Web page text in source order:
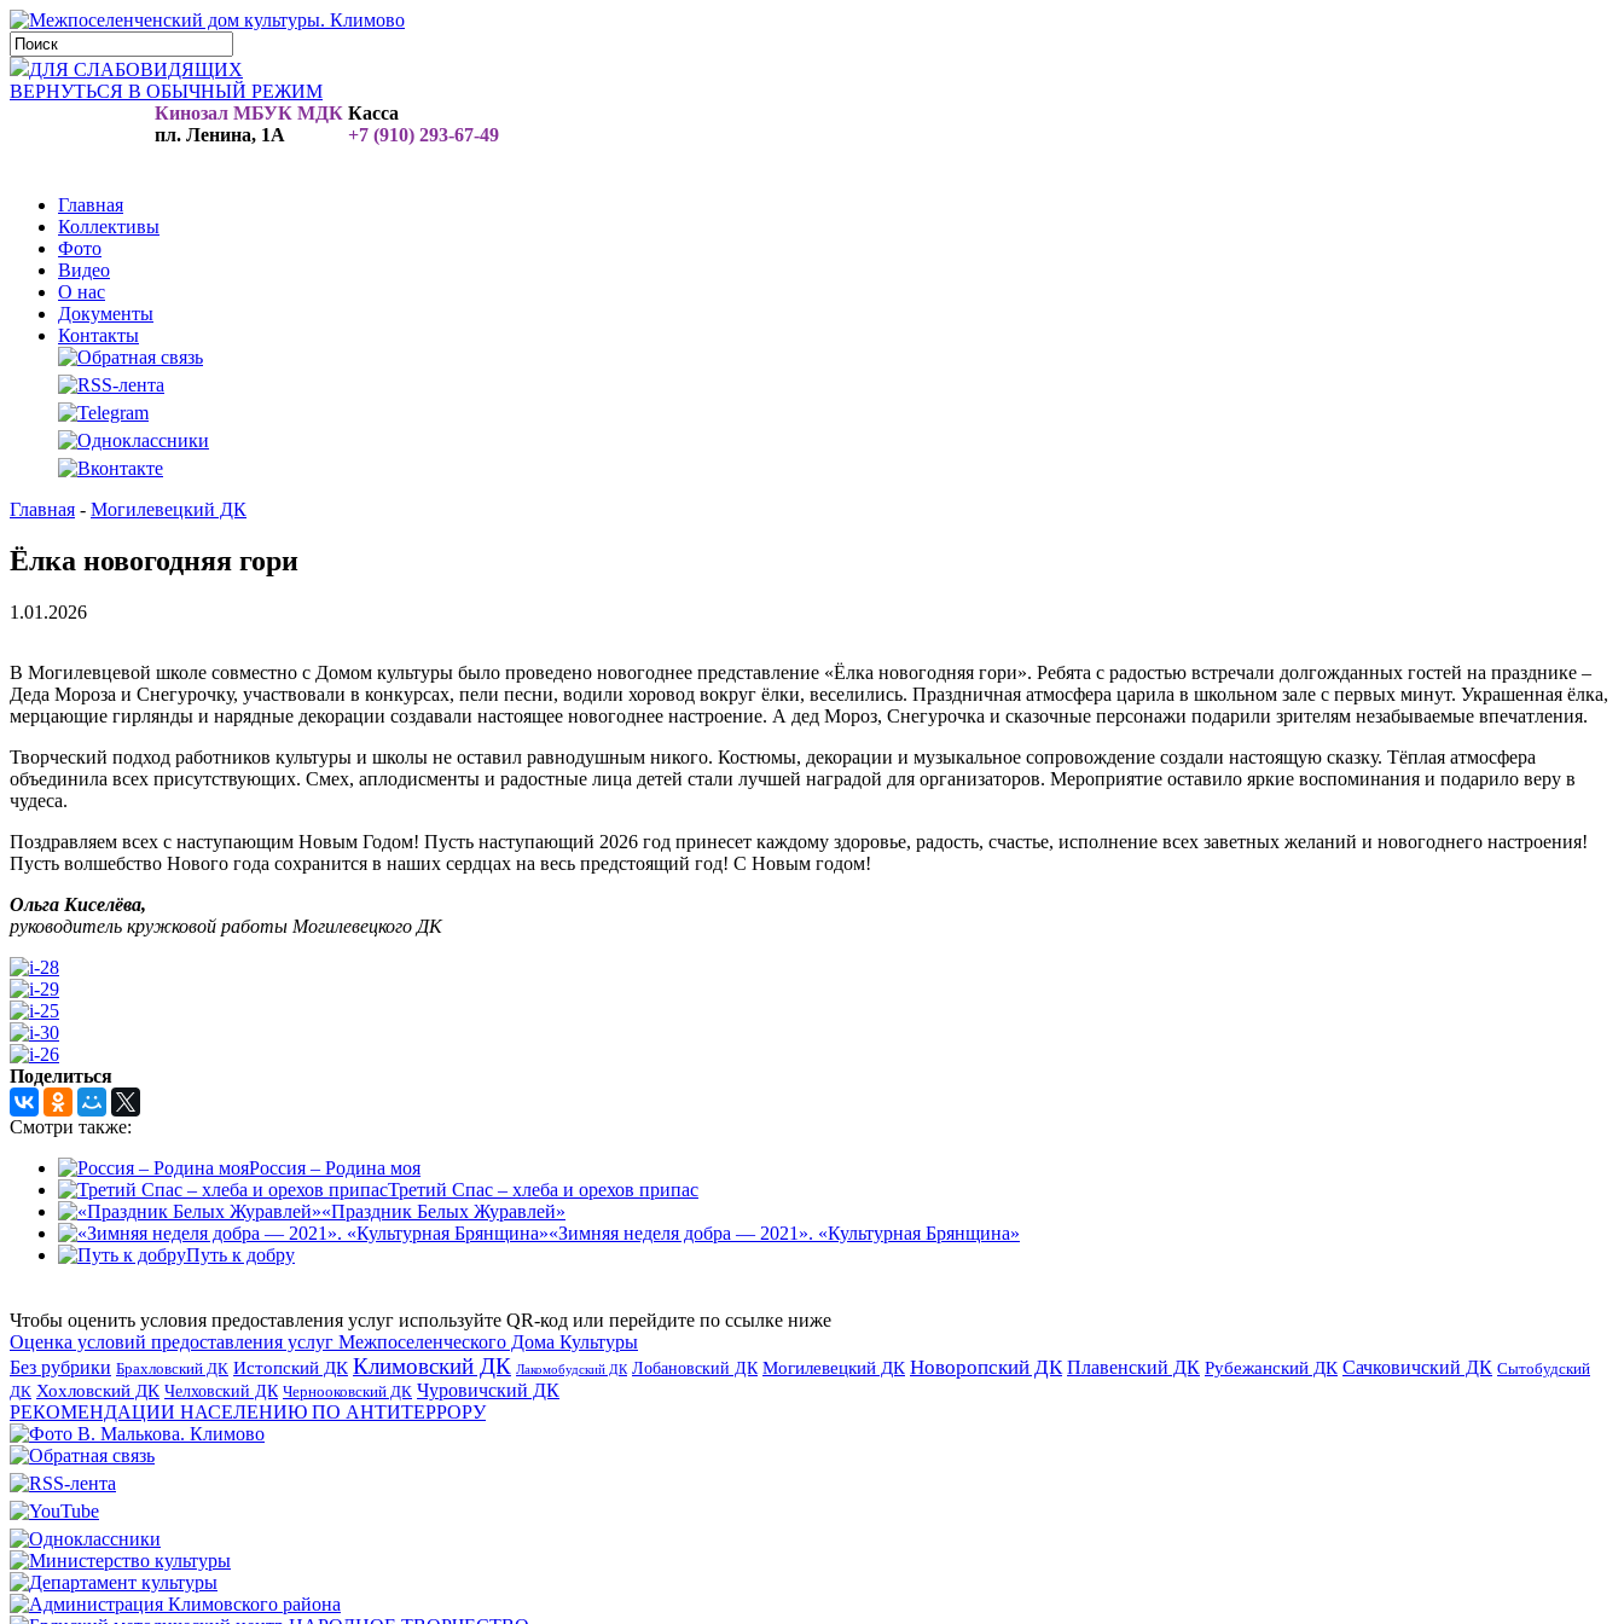
ДЛЯ СЛАБОВИДЯЩИХ
ВЕРНУТЬСЯ В ОБЫЧНЫЙ РЕЖИМ
Кинозал МБУК МДК
пл. Ленина, 1А
Касса
+7 (910) 293-67-49
Главная
Коллективы
Фото
Видео
О нас
Документы
Контакты
Главная - Могилевецкий ДК
Ёлка новогодняя гори
1.01.2026
В Могилевцевой школе совместно с Домом культуры было проведено новогоднее представление «Ёлка новогодняя гори». Ребята с радостью встречали долгожданных гостей на празднике –
Деда Мороза и Снегурочку, участвовали в конкурсах, пели песни, водили хоровод вокруг ёлки, веселились. Праздничная атмосфера царила в школьном зале с первых минут. Украшенная ёлка,
мерцающие гирлянды и нарядные декорации создавали настоящее новогоднее настроение. А дед Мороз, Снегурочка и сказочные персонажи подарили зрителям незабываемые впечатления.
Творческий подход работников культуры и школы не оставил равнодушным никого. Костюмы, декорации и музыкальное сопровождение создали настоящую сказку. Тёплая атмосфера
объединила всех присутствующих. Смех, аплодисменты и радостные лица детей стали лучшей наградой для организаторов. Мероприятие оставило яркие воспоминания и подарило веру в
чудеса.
Поздравляем всех с наступающим Новым Годом! Пусть наступающий 2026 год принесет каждому здоровье, радость, счастье, исполнение всех заветных желаний и новогоднего настроения!
Пусть волшебство Нового года сохранится в наших сердцах на весь предстоящий год! С Новым годом!
Ольга Киселёва,
руководитель кружковой работы Могилевецкого ДК
Поделиться
Смотри также:
Россия – Родина моя
Третий Спас – хлеба и орехов припас
«Праздник Белых Журавлей»
«Зимняя неделя добра — 2021». «Культурная Брянщина»
Путь к добру
Чтобы оценить условия предоставления услуг используйте QR-код или перейдите по ссылке ниже
Оценка условий предоставления услуг Межпоселенческого Дома Культуры
Без рубрики Брахловский ДК Истопский ДК Климовский ДК Лакомобудский ДК Лобановский ДК Могилевецкий ДК Новоропский ДК Плавенский ДК Рубежанский ДК Сачковичский ДК Сытобудский
ДК Хохловский ДК Челховский ДК Чернооковский ДК Чуровичский ДК
РЕКОМЕНДАЦИИ НАСЕЛЕНИЮ ПО АНТИТЕРРОРУ